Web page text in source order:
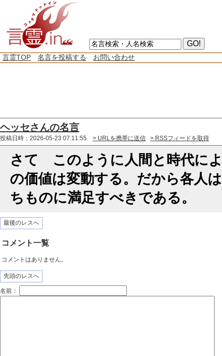
言霊TOP 名言を投稿する お問い合わせ
ヘッセさんの名言
投稿日時：2026-05-23 07:11:55 > URLを携帯に送信 > RSSフィードを取得
さて このように人間と時代に
の価値は変動する。だから各人
ちものに満足すべきである。
最後のレスへ
コメント一覧
コメントはありません。
先頭のレスへ
名前：